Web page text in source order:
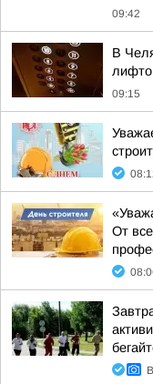
09:42
В
09:15
От